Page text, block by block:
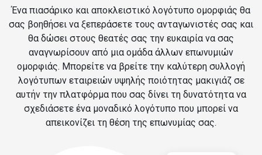
Ένα πιασάρικο και αποκλειστικό λογότυπο ομορφιάς θα
σας βοηθήσει να ξεπεράσετε τους ανταγωνιστές σας και
θα δώσει στους θεατές σας την ευκαιρία να σας
αναγνωρίσουν από μια ομάδα άλλων επωνυμιών
ομορφιάς. Μπορείτε να βρείτε την καλύτερη συλλογή
λογότυπων εταιρειών υψηλής ποιότητας μακιγιάζ σε
αυτήν την πλατφόρμα που σας δίνει τη δυνατότητα να
σχεδιάσετε ένα μοναδικό λογότυπο που μπορεί να
απεικονίζει τη θέση της επωνυμίας σας.